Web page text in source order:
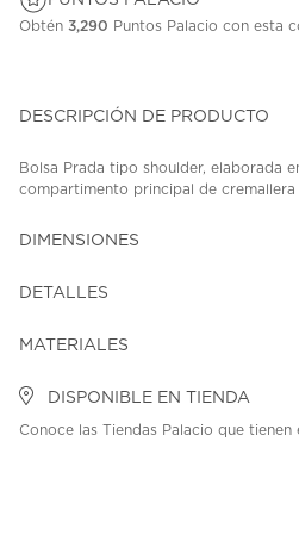
Obtén 3,290 Puntos Palacio con esta
DESCRIPCIÓN DE PRODUCTO
Bolsa Prada tipo shoulder, elaborada
compartimento principal de cremallera
DIMENSIONES
DETALLES
MATERIALES
DISPONIBLE EN TIENDA
Conoce las Tiendas Palacio que